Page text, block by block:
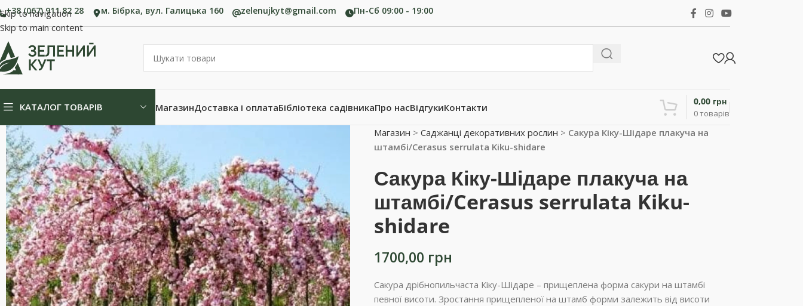
Skip to navigation
Skip to main content
+38 (067) 911 82 28 м. Бібрка, вул. Галицька 160 zelenujkyt@gmail.com Пн-Сб 09:00 - 19:00
КАТАЛОГ ТОВАРІВ МагазинДоставка і оплатаБібліотека садівникаПро насВідгукиКонтакти
0товарів
0,00 грн
Магазин > Саджанці декоративних рослин > Сакура Кіку-Шідаре плакуча на
штамбі/Cerasus serrulata Kiku-shidare
Сакура Кіку-Шідаре плакуча на
штамбі/Cerasus serrulata Kiku-
shidare
1700,00 грн
Сакура дрібнопильчаста Кіку-Шідаре – прищеплена форма сакури на штамбі
певної висоти. Зростання прищепленої на штамб форми залежить від висоти